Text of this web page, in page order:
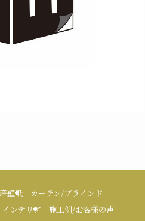
壁紙
カーテン/ブラインド
インテリア
施工例/お客様の声